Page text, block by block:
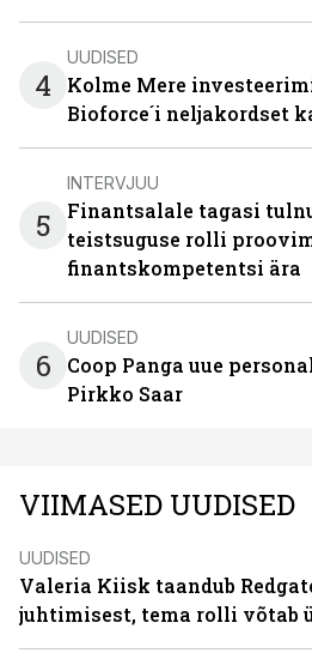
4
UUDISED
Kolme Mere
Bioforce´i neljakordset
5
INTERVJUU
Finantsalale tagasi
teistsuguse rolli
finantskompetentsi ära
6
UUDISED
Coop Panga uue
Pirkko Saar
VIIMASED UUDISED
UUDISED
Valeria Kiisk taandub
juhtimisest, tema rolli võtab